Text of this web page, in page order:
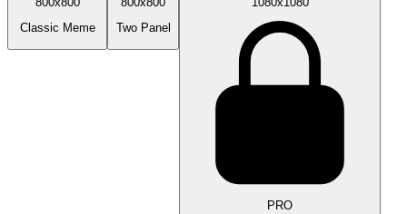
Classic Meme
Two Panel
PRO